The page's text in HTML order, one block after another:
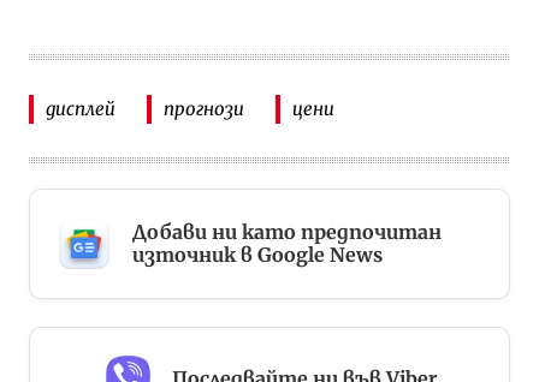
дисплей прогнози цени
Добави ни като предпочитан
източник в Google News